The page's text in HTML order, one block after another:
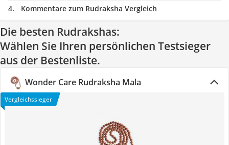
Kommentare zum Rudraksha Vergleich
Die besten Rudrakshas:
Wählen Sie Ihren persönlichen Testsieger
aus der Bestenliste.
Wonder Care Rudraksha Mala
Vergleichssieger